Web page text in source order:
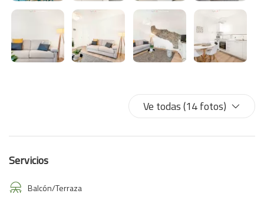
Ve todas (14 fotos)
Servicios
Balcón/Terraza